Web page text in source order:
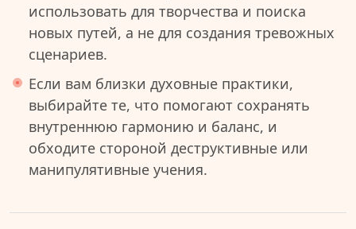
использовать для творчества и поиска
новых путей, а не для создания тревожных
сценариев.
Если вам близки духовные практики,
выбирайте те, что помогают сохранять
внутреннюю гармонию и баланс, и
обходите стороной деструктивные или
манипулятивные учения.